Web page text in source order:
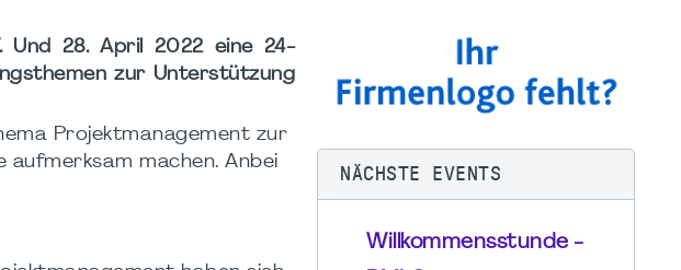
Und 28. April 2022 eine 24-
zur Unterstützung
Projektmanagement zur
aufmerksam machen. Anbei
NÄCHSTE EVENTS
Willkommensstunde -